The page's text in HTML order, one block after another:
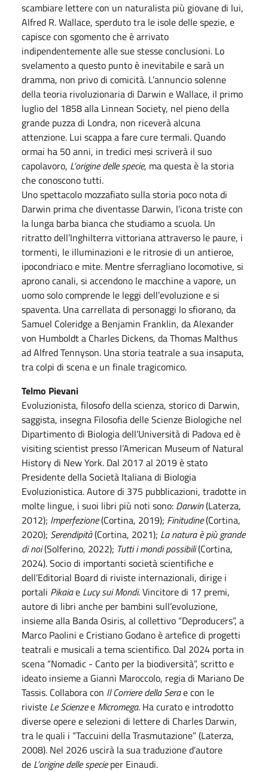
scambiare lettere con un naturalista più giovane di lui,
Alfred R. Wallace, sperduto tra le isole delle spezie, e
capisce con sgomento che è arrivato
indipendentemente alle sue stesse conclusioni. Lo
svelamento a questo punto è inevitabile e sarà un
dramma, non privo di comicità. L’annuncio solenne
della teoria rivoluzionaria di Darwin e Wallace, il primo
luglio del 1858 alla Linnean Society, nel pieno della
grande puzza di Londra, non riceverà alcuna
attenzione. Lui scappa a fare cure termali. Quando
ormai ha 50 anni, in tredici mesi scriverà il suo
capolavoro, L’origine delle specie, ma questa è la storia
che conoscono tutti.
Uno spettacolo mozzafiato sulla storia poco nota di
Darwin prima che diventasse Darwin, l’icona triste con
la lunga barba bianca che studiamo a scuola. Un
ritratto dell’Inghilterra vittoriana attraverso le paure, i
tormenti, le illuminazioni e le ritrosie di un antieroe,
ipocondriaco e mite. Mentre sferragliano locomotive, si
aprono canali, si accendono le macchine a vapore, un
uomo solo comprende le leggi dell’evoluzione e si
spaventa. Una carrellata di personaggi lo sfiorano, da
Samuel Coleridge a Benjamin Franklin, da Alexander
von Humboldt a Charles Dickens, da Thomas Malthus
ad Alfred Tennyson. Una storia teatrale a sua insaputa,
tra colpi di scena e un finale tragicomico.
Telmo Pievani
Evoluzionista, filosofo della scienza, storico di Darwin,
saggista, insegna Filosofia delle Scienze Biologiche nel
Dipartimento di Biologia dell’Università di Padova ed è
visiting scientist presso l’American Museum of Natural
History di New York. Dal 2017 al 2019 è stato
Presidente della Società Italiana di Biologia
Evoluzionistica. Autore di 375 pubblicazioni, tradotte in
molte lingue, i suoi libri più noti sono: Darwin(Laterza,
2012); Imperfezione(Cortina, 2019); Finitudine(Cortina,
2020); Serendipità(Cortina, 2021); La natura è più grande
di noi(Solferino, 2022); Tutti i mondi possibili(Cortina,
2024). Socio di importanti società scientifiche e
dell’Editorial Board di riviste internazionali, dirige i
portali Pikaiae Lucy sui Mondi. Vincitore di 17 premi,
autore di libri anche per bambini sull’evoluzione,
insieme alla Banda Osiris, al collettivo “Deproducers”, a
Marco Paolini e Cristiano Godano è artefice di progetti
teatrali e musicali a tema scientifico. Dal 2024 porta in
scena “Nomadic - Canto per la biodiversità”, scritto e
ideato insieme a Gianni Maroccolo, regia di Mariano De
Tassis. Collabora con Il Corriere della Serae con le
riviste Le Scienzee Micromega. Ha curato e introdotto
diverse opere e selezioni di lettere di Charles Darwin,
tra le quali i “Taccuini della Trasmutazione” (Laterza,
2008). Nel 2026 uscirà la sua traduzione d’autore
de L’origine delle specieper Einaudi.